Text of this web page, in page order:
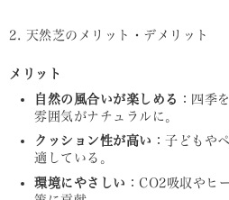
2. 天然芝のメリット・デメリット
メリット
自然の風合いが楽しめる
：四季
雰囲気がナチュラルに。
クッション性が高い ：子どもや
適している。
環境にやさしい ：CO2吸収やヒ